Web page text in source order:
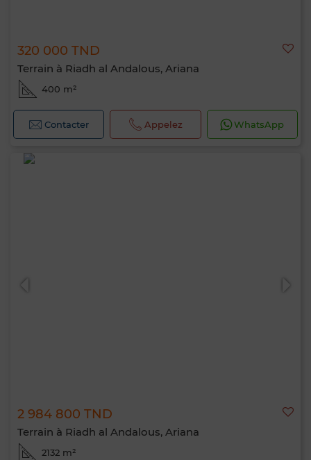
320 000 TND
Terrain à Riadh al Andalous, Ariana
400 m²
Contacter Appelez WhatsApp
2 984 800 TND
Terrain à Riadh al Andalous, Ariana
2132 m²